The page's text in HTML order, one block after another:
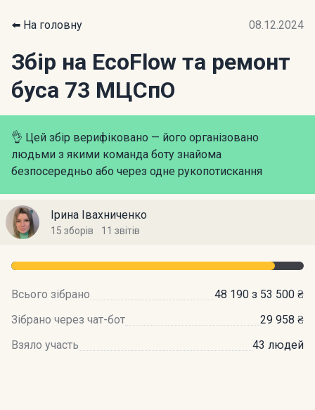
⬅️ На головну 08.12.2024
Збір на EcoFlow та ремонт
буса 73 МЦСпО
👌 Цей збір верифіковано — його організовано
людьми з якими команда боту знайома
безпосередньо або через одне рукопотискання
Ірина Івахниченко
15 зборів 11 звітів
Всього зібрано
48 190 з 53 500 ₴
Зібрано через чат-бот
29 958 ₴
Взяло участь
43 людей